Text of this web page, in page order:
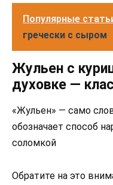
Популярные
гречески с сыром
Жульен с
духовке —
«Жульен» — само
обозначает способ
соломкой
Обратите на это